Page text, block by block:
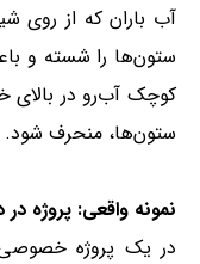
آب باران که از روی
ستون‌ها را شسته و
کوچک آب‌رو در بالای
ستون‌ها، منحرف شود.
نمونه واقعی: پروژه در